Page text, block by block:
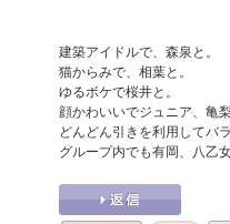
建築アイドルで、森泉と。
猫からみで、相葉と。
ゆるボケで桜井と。
顔かわいいでジュニア、亀
どんどん引きを利用してバ
グループ内でも有岡、八乙